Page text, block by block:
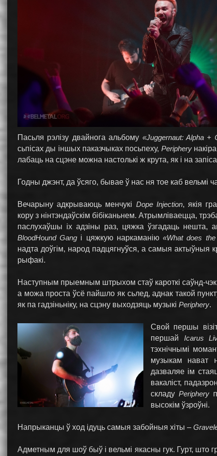
Пасьля рэлізу двайнога альбому «Juggernaut: Alpha +
сьпісах ды іншых паказчыках посьпеху, Periphery
лабаць на сцэне можна настолькі ж крута, як і на
Годны джэнт, да ўсяго, бывае ў нас ня тое каб вельмі
Вечарыну адкрываюць менчукі Dope Injection, якія
кору з нінтэндаўскім бібіканьнем. Атрымліваецца,
паслухаўшы іх адзіны раз, цяжка ўзгадаць нешта,
BloodHound Gang і цяжкую наркаманію«What does
надта доўгім, народ падцягнуўся, а самыя актыўныя
рыфакі.
Наступным прыемным штрыхом стаў кароткі саўнд-чэк.
а можа проста ўсё пайшло як сьлед, аднак такой
як па гадзіньніку, на сцэну выходзяць музыкі Periphery.
Свой першы
першай Icarus
тэхнічнымі
музыкам нават
дазваляе ім
вакаліст,
складу Periphery
высокім ўзроўні.
Напрыканцы ў ход ідуць самыя забойныя хіты –
Адметным для шоў быў і вельмі якасны гук. Гурт, што